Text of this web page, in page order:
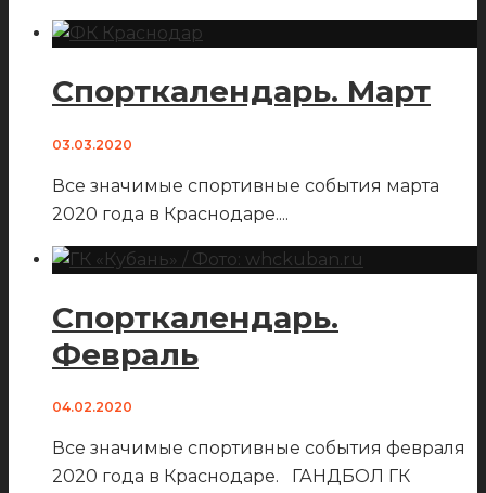
Спорткалендарь. Март
03.03.2020
Все значимые спортивные события марта
2020 года в Краснодаре....
Спорткалендарь.
Февраль
04.02.2020
Все значимые спортивные события февраля
2020 года в Краснодаре. ГАНДБОЛ ГК